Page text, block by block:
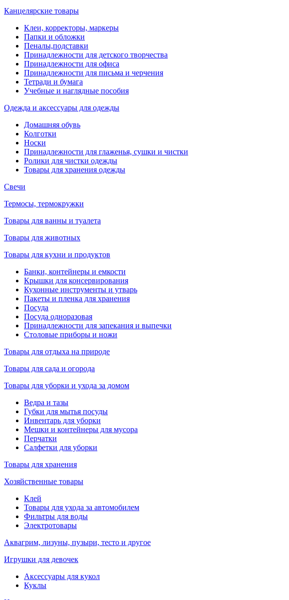
Канцелярские товары
Клеи, корректоры, маркеры
Папки и обложки
Пеналы,подставки
Принадлежности для детского творчества
Принадлежности для офиса
Принадлежности для письма и черчения
Тетради и бумага
Учебные и наглядные пособия
Одежда и аксессуары для одежды
Домашняя обувь
Колготки
Носки
Принадлежности для глаженья, сушки и чистки
Ролики для чистки одежды
Товары для хранения одежды
Свечи
Термосы, термокружки
Товары для ванны и туалета
Товары для животных
Товары для кухни и продуктов
Банки, контейнеры и емкости
Крышки для консервирования
Кухонные инструменты и утварь
Пакеты и пленка для хранения
Посуда
Посуда одноразовая
Принадлежности для запекания и выпечки
Столовые приборы и ножи
Товары для отдыха на природе
Товары для сада и огорода
Товары для уборки и ухода за домом
Ведра и тазы
Губки для мытья посуды
Инвентарь для уборки
Мешки и контейнеры для мусора
Перчатки
Салфетки для уборки
Товары для хранения
Хозяйственные товары
Клей
Товары для ухода за автомобилем
Фильтры для воды
Электротовары
Аквагрим, лизуны, пузыри, тесто и другое
Игрушки для девочек
Аксессуары для кукол
Куклы